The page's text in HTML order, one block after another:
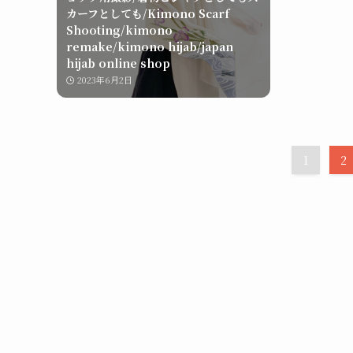
カーフとしても/Kimono Scarf
Shooting/kimono
remake/kimono hijab/japan
hijab online shop
2023年6月2日
1 2